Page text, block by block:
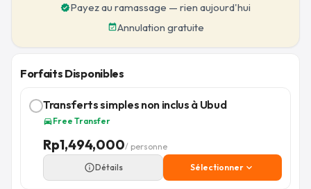
verifiedPayez au ramassage — rien aujourd'hui
event_availableAnnulation gratuite
Forfaits Disponibles
Transferts simples non inclus à Ubud
directions_carFree Transfer
Rp1,494,000/ personne
info_outlineDétails Sélectionner expand_more